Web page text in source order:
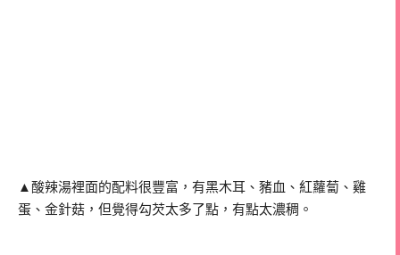
▲酸辣湯裡面的配料很豐富，有黑木耳、豬血、紅蘿蔔、雞
蛋、金針菇，但覺得勾芡太多了點，有點太濃稠。